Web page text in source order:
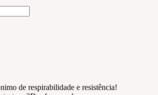
de respirabilidade e resistência!